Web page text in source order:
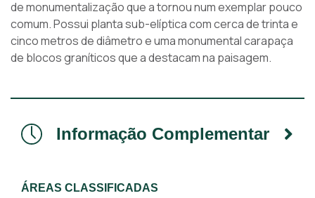
de monumentalização que a tornou num exemplar pouco
comum. Possui planta sub-elíptica com cerca de trinta e
cinco metros de diâmetro e uma monumental carapaça
de blocos graníticos que a destacam na paisagem.
Informação Complementar
ÁREAS CLASSIFICADAS